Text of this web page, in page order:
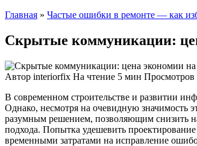
Главная » Частые ошибки в ремонте — как
Скрытые коммуникации:
Автор interiorfix На чтение 5 мин Просмотров
В современном строительстве и развитии
Однако, несмотря на очевидную значимость
разумным решением, позволяющим снизить
подхода. Попытка удешевить
временными затратами на исправление